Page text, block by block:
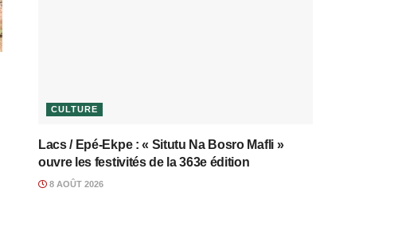
CULTURE
Lacs / Epé-Ekpe : « Situtu Na Bosro Mafli »
ouvre les festivités de la 363e édition
8 AOÛT 2026